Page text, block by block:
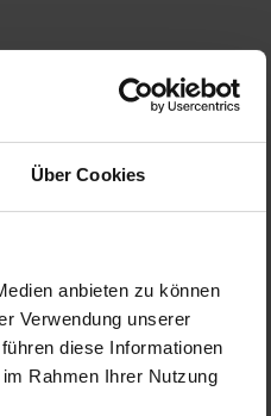
Über Cookies
anbieten zu können
Verwendung unserer
diese Informationen
Rahmen Ihrer Nutzung